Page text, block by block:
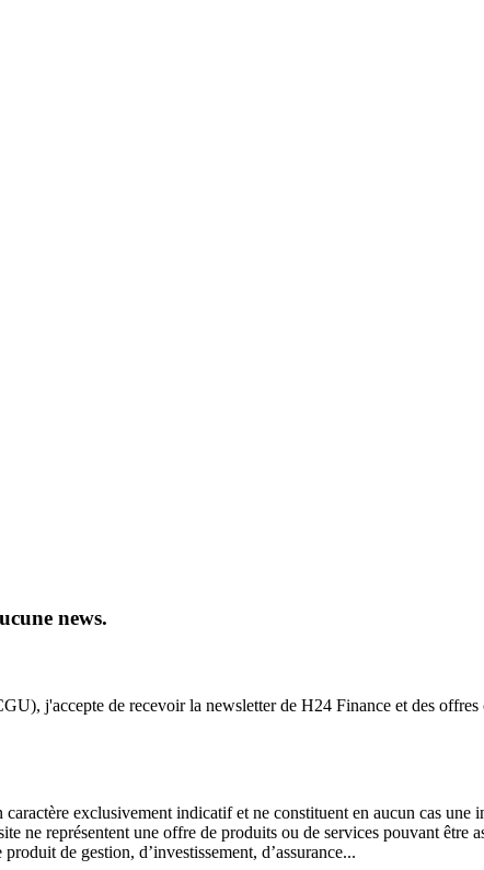
news.
j'accepte de recevoir la newsletter de H24 Finance et des offres
exclusivement indicatif et ne constituent en aucun cas une
ne représentent une offre de produits ou de services pouvant être
de gestion, d’investissement, d’assurance...